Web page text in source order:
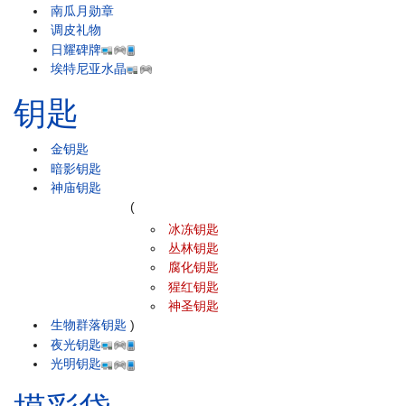
南瓜月勋章
调皮礼物
日耀碑牌
埃特尼亚水晶
钥匙
金钥匙
暗影钥匙
神庙钥匙
生物群落钥匙
(
冰冻钥匙
丛林钥匙
腐化钥匙
猩红钥匙
神圣钥匙
)
夜光钥匙
光明钥匙